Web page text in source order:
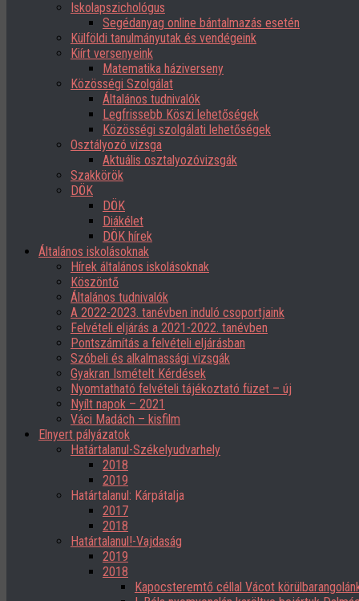
Iskolapszichológus
Segédanyag online bántalmazás esetén
Külföldi tanulmányutak és vendégeink
Kiírt versenyeink
Matematika háziverseny
Közösségi Szolgálat
Általános tudnivalók
Legfrissebb Köszi lehetőségek
Közösségi szolgálati lehetőségek
Osztályozó vizsga
Aktuális osztalyozóvizsgák
Szakkörök
DÖK
DÖK
Diákélet
DÖK hírek
Általános iskolásoknak
Hírek általános iskolásoknak
Köszöntő
Általános tudnivalók
A 2022-2023. tanévben induló csoportjaink
Felvételi eljárás a 2021-2022. tanévben
Pontszámítás a felvételi eljárásban
Szóbeli és alkalmassági vizsgák
Gyakran Ismételt Kérdések
Nyomtatható felvételi tájékoztató füzet – új
Nyílt napok – 2021
Váci Madách – kisfilm
Elnyert pályázatok
Határtalanul-Székelyudvarhely
2018
2019
Határtalanul: Kárpátalja
2017
2018
Határtalanul!-Vajdaság
2019
2018
Kapocsteremtő céllal Vácot